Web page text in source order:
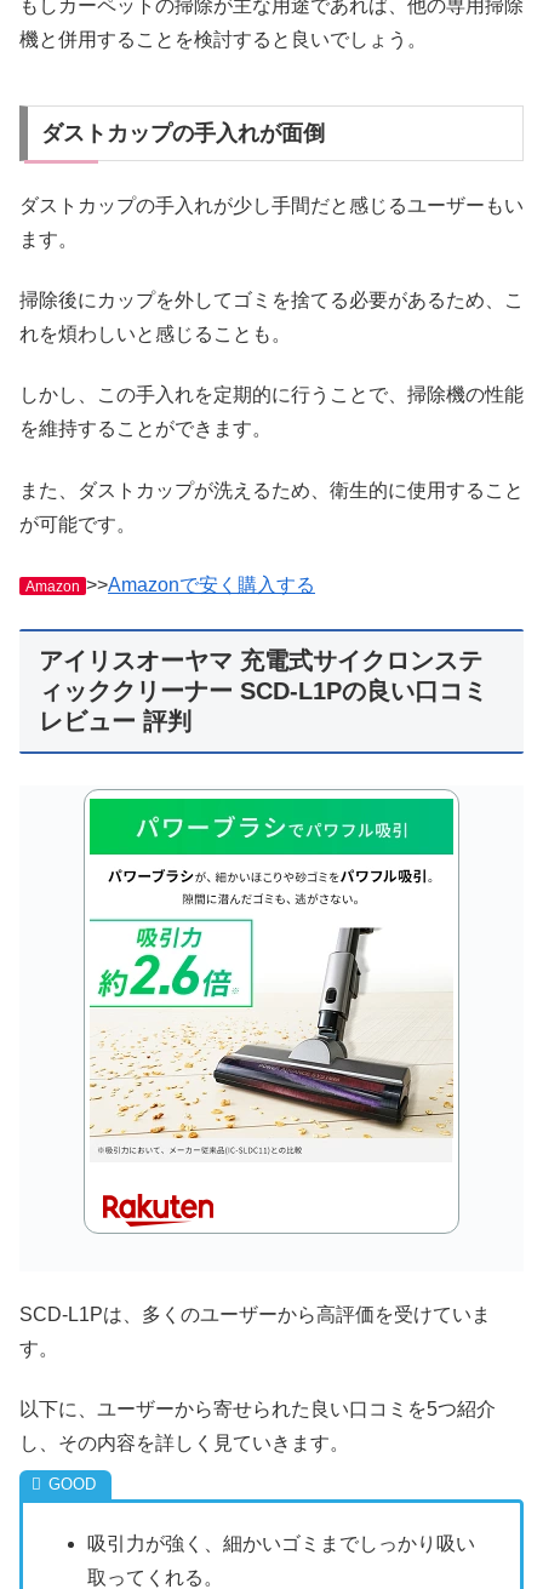
もしカーペットの掃除が主な用途であれば、他の専用掃除
機と併用することを検討すると良いでしょう。
ダストカップの手入れが面倒
ダストカップの手入れが少し手間だと感じるユーザーもい
ます。
掃除後にカップを外してゴミを捨てる必要があるため、こ
れを煩わしいと感じることも。
しかし、この手入れを定期的に行うことで、掃除機の性能
を維持することができます。
また、ダストカップが洗えるため、衛生的に使用すること
が可能です。
Amazon >>Amazonで安く購入する
アイリスオーヤマ 充電式サイクロンステ
ィッククリーナー SCD-L1Pの良い口コミ
レビュー 評判
SCD-L1Pは、多くのユーザーから高評価を受けていま
す。
以下に、ユーザーから寄せられた良い口コミを5つ紹介
し、その内容を詳しく見ていきます。
吸引力が強く、細かいゴミまでしっかり吸い
取ってくれる。